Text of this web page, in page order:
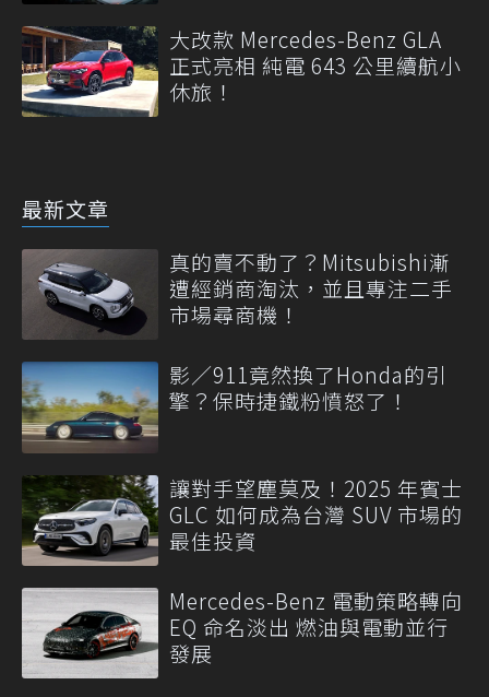
大改款 Mercedes-Benz GLA
正式亮相 純電 643 公里續航小
休旅！
最新文章
真的賣不動了？Mitsubishi漸
遭經銷商淘汰，並且專注二手
市場尋商機！
影／911竟然換了Honda的引
擎？保時捷鐵粉憤怒了！
讓對手望塵莫及！2025 年賓士
GLC 如何成為台灣 SUV 市場的
最佳投資
Mercedes-Benz 電動策略轉向
EQ 命名淡出 燃油與電動並行
發展